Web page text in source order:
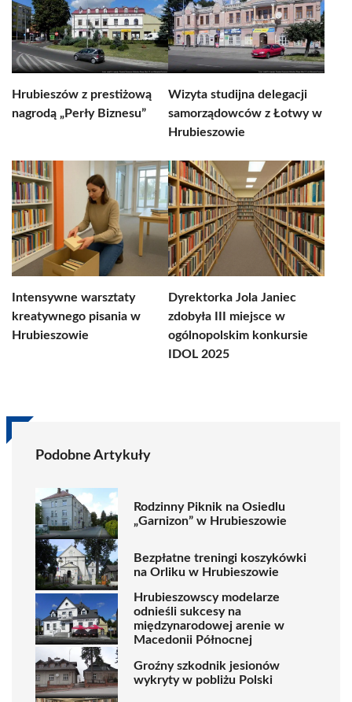
Hrubieszów z prestiżową
nagrodą „Perły Biznesu”
Wizyta studijna delegacji
samorządowców z Łotwy w
Hrubieszowie
Intensywne warsztaty
kreatywnego pisania w
Hrubieszowie
Dyrektorka Jola Janiec
zdobyła III miejsce w
ogólnopolskim konkursie
IDOL 2025
Podobne Artykuły
Rodzinny Piknik na Osiedlu
„Garnizon” w Hrubieszowie
Bezpłatne treningi koszykówki
na Orliku w Hrubieszowie
Hrubieszowscy modelarze
odnieśli sukcesy na
międzynarodowej arenie w
Macedonii Północnej
Groźny szkodnik jesionów
wykryty w pobliżu Polski